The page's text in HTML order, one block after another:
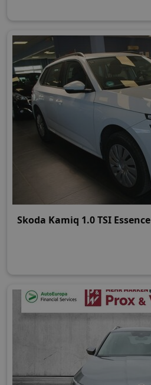
Skoda Kamiq 1.0 TSI Essence